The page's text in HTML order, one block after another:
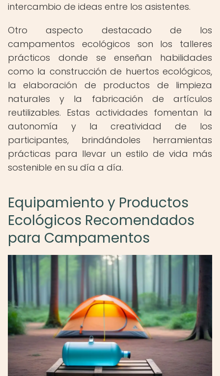
intercambio de ideas entre los asistentes.
Otro aspecto destacado de los
campamentos ecológicos son los talleres
prácticos donde se enseñan habilidades
como la construcción de huertos ecológicos,
la elaboración de productos de limpieza
naturales y la fabricación de artículos
reutilizables. Estas actividades fomentan la
autonomía y la creatividad de los
participantes, brindándoles herramientas
prácticas para llevar un estilo de vida más
sostenible en su día a día.
Equipamiento y Productos
Ecológicos Recomendados
para Campamentos